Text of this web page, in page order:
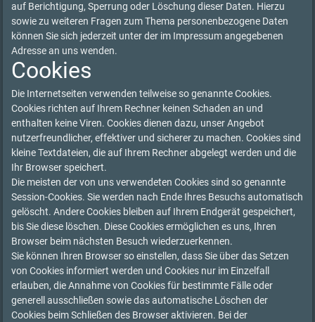
auf Berichtigung, Sperrung oder Löschung dieser Daten. Hierzu
sowie zu weiteren Fragen zum Thema personenbezogene Daten
können Sie sich jederzeit unter der im Impressum angegebenen
Adresse an uns wenden.
Cookies
Die Internetseiten verwenden teilweise so genannte Cookies.
Cookies richten auf Ihrem Rechner keinen Schaden an und
enthalten keine Viren. Cookies dienen dazu, unser Angebot
nutzerfreundlicher, effektiver und sicherer zu machen. Cookies sind
kleine Textdateien, die auf Ihrem Rechner abgelegt werden und die
Ihr Browser speichert.
Die meisten der von uns verwendeten Cookies sind so genannte
Session-Cookies. Sie werden nach Ende Ihres Besuchs automatisch
gelöscht. Andere Cookies bleiben auf Ihrem Endgerät gespeichert,
bis Sie diese löschen. Diese Cookies ermöglichen es uns, Ihren
Browser beim nächsten Besuch wiederzuerkennen.
Sie können Ihren Browser so einstellen, dass Sie über das Setzen
von Cookies informiert werden und Cookies nur im Einzelfall
erlauben, die Annahme von Cookies für bestimmte Fälle oder
generell ausschließen sowie das automatische Löschen der
Cookies beim Schließen des Browser aktivieren. Bei der